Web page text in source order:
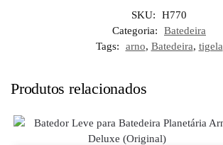
SKU:
H770
Categoria:
Batedeira
Tags:
arno, Batedeira, tigela
Produtos relacionados